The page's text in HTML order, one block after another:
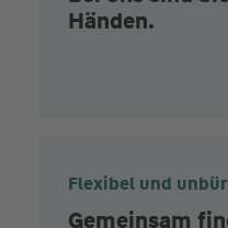
Händen.
Flexibel und
Gemeinsam